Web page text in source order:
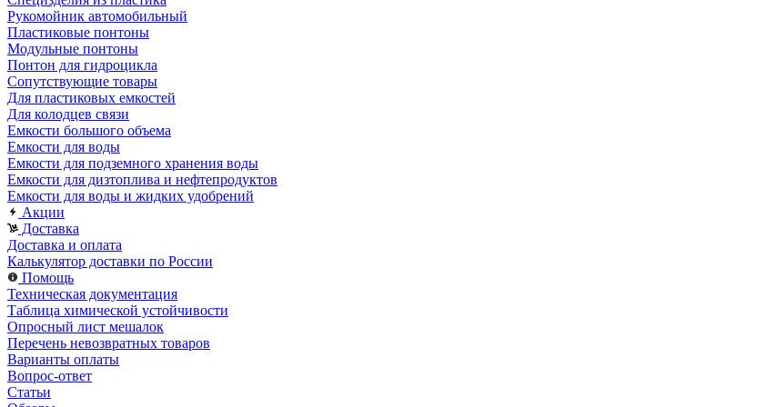
Рукомойник автомобильный
Пластиковые понтоны
Модульные понтоны
Понтон для гидроцикла
Сопутствующие товары
Для пластиковых емкостей
Для колодцев связи
Емкости большого объема
Емкости для воды
Емкости для подземного хранения воды
Емкости для дизтоплива и нефтепродуктов
Емкости для воды и жидких удобрений
Акции
Доставка
Доставка и оплата
Калькулятор доставки по России
Помощь
Техническая документация
Таблица химической устойчивости
Опросный лист мешалок
Перечень невозвратных товаров
Варианты оплаты
Вопрос-ответ
Статьи